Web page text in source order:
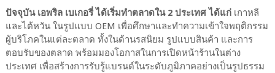
ปัจจุบัน เอพริล เบเกอรี่ ได้เริ่มทำตลาดใน 2 ประเทศ ได้แก่เกาหลี
และไต้หวัน ในรูปแบบ OEM เพื่อศึกษาและทำความเข้าใจพฤติกรรม
ผู้บริโภคในแต่ละตลาด ทั้งในด้านรสนิยม รูปแบบสินค้า และการ
ตอบรับของตลาด พร้อมมองโอกาสในการเปิดหน้าร้านในต่าง
ประเทศ เพื่อสร้างการรับรู้แบรนด์ในระดับภูมิภาคอย่างเป็นรูปธรรม